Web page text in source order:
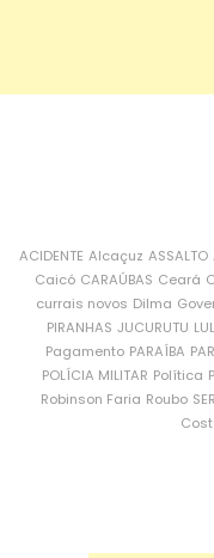
ACIDENTE Alcaçuz ASSALTO
Caicó CARAÚBAS Ceará
currais novos Dilma
PIRANHAS JUCURUTU
Pagamento PARAÍBA
POLÍCIA MILITAR Política
Robinson Faria Roubo